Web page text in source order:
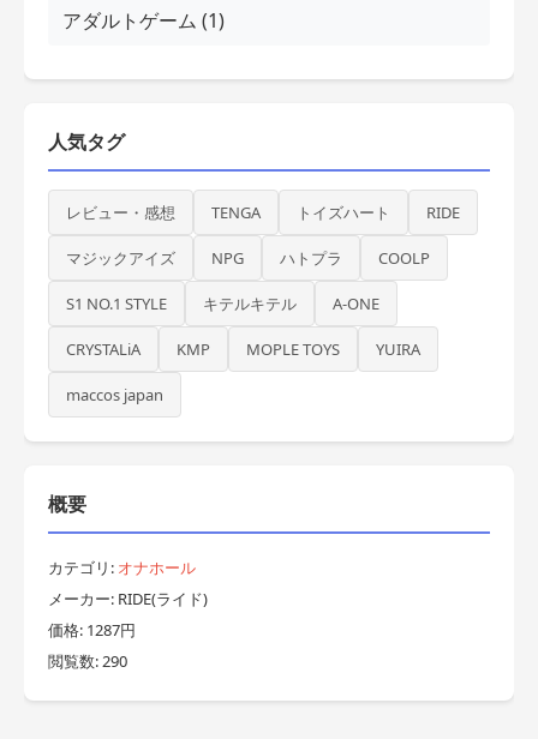
アダルトゲーム (1)
人気タグ
レビュー・感想 TENGA トイズハート RIDE
マジックアイズ NPG ハトプラ COOLP
S1 NO.1 STYLE キテルキテル A-ONE
CRYSTALiA KMP MOPLE TOYS YUIRA
maccos japan
概要
カテゴリ: オナホール
メーカー: RIDE(ライド)
価格: 1287円
閲覧数: 290